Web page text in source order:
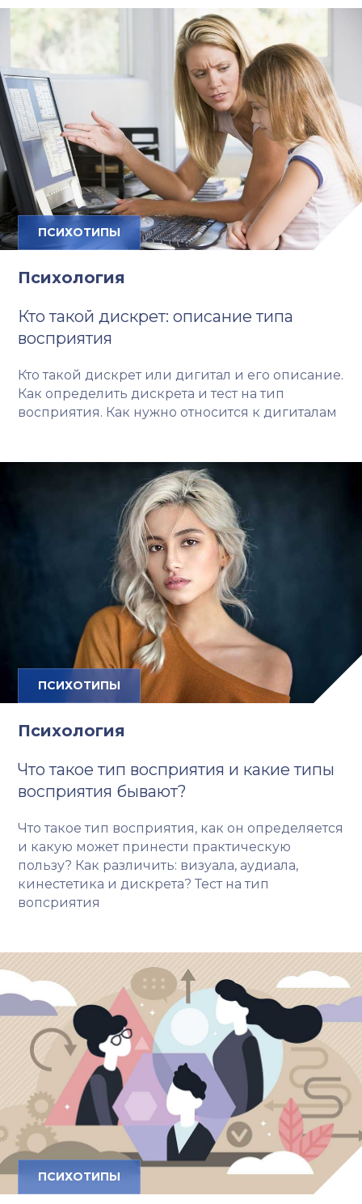
ПСИХОТИПЫ
Психология
Кто такой дискрет: описание типа
восприятия
Кто такой дискрет или дигитал и его описание.
Как определить дискрета и тест на тип
восприятия. Как нужно относится к дигиталам
ПСИХОТИПЫ
Психология
Что такое тип восприятия и какие типы
восприятия бывают?
Что такое тип восприятия, как он определяется
и какую может принести практическую
пользу? Как различить: визуала, аудиала,
кинестетика и дискрета? Тест на тип
вопсриятия
ПСИХОТИПЫ